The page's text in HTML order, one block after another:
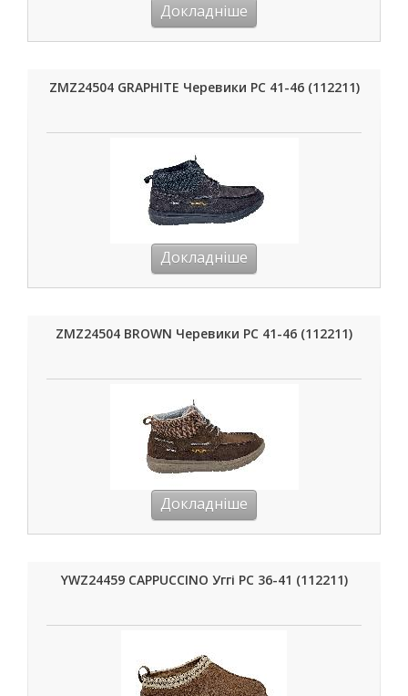
Докладніше
ZMZ24504 GRAPHITE Черевики РС 41-46 (112211)
Докладніше
ZMZ24504 BROWN Черевики РС 41-46 (112211)
Докладніше
YWZ24459 CAPPUCCINO Уггі РС 36-41 (112211)